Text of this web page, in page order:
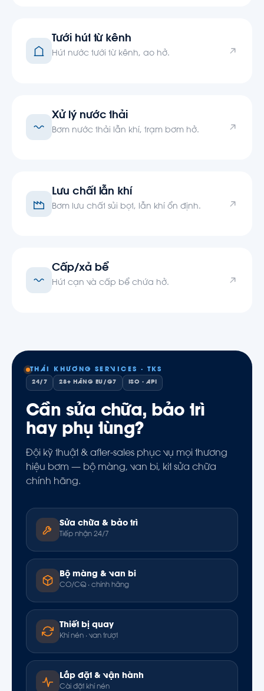
Tưới hút từ kênh
Hút nước tưới từ kênh, ao hở.
Xử lý nước thải
Bơm nước thải lẫn khí, trạm bơm hở.
Lưu chất lẫn khí
Bơm lưu chất sủi bọt, lẫn khí ổn định.
Cấp/xả bể
Hút cạn và cấp bể chứa hở.
THÁI KHƯƠNG SERVICES · TKS
24/7 28+ HÃNG EU/G7 ISO · API
Cần sửa chữa, bảo trì
hay phụ tùng?
Đội kỹ thuật & after-sales phục vụ mọi thương
hiệu bơm — bộ màng, van bi, kit sửa chữa
chính hãng.
Sửa chữa & bảo trì
Tiếp nhận 24/7
Bộ màng & van bi
CO/CQ · chính hãng
Thiết bị quay
Khí nén · van trượt
Lắp đặt & vận hành
Cài đặt khí nén